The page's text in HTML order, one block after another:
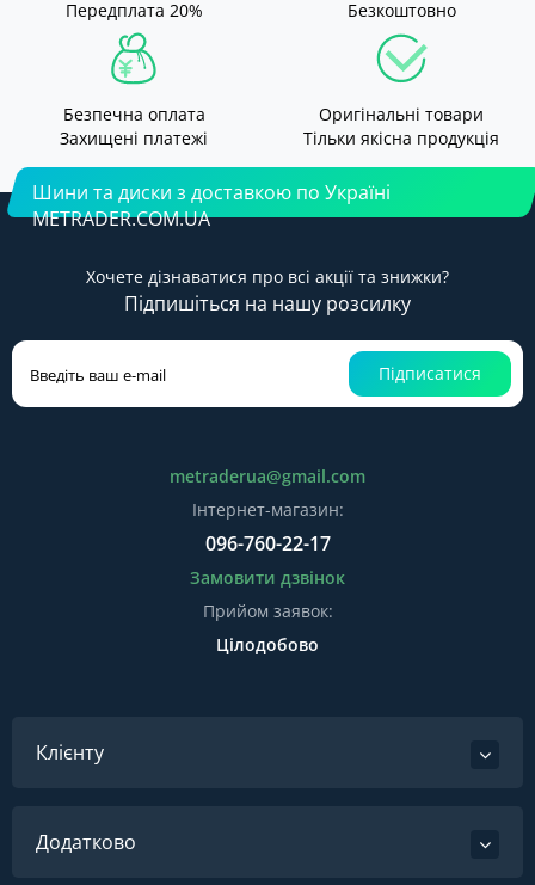
Передплата 20%
Безкоштовно
Безпечна оплата
Захищені платежі
Оригінальні товари
Тільки якісна продукція
Шини та диски з доставкою по Україні
METRADER.COM.UA
Хочете дізнаватися про всі акції та знижки?
Підпишіться на нашу розсилку
Підписатися
metraderua@gmail.com
Інтернет-магазин:
096-760-22-17
Замовити дзвінок
Прийом заявок:
Цілодобово
Клієнту
Додатково